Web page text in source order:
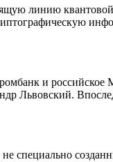
линию
и российское
Львовский.
специально